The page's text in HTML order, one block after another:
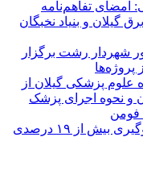
امضای تفاهم‌نامه
گیلان و بنیاد نخبگان
شهردار رشت برگزار
پروژه‌ها
علوم پزشکی گیلان از
و نحوه اجرای پزشک
فومن
با استفاده از تعمیرات خط گرم جلوگیری بیش از ۱۹ درصدی